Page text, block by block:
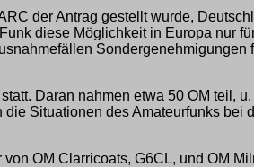
der Antrag gestellt wurde,
diese Möglichkeit in Europa nur
Daran nahmen etwa 50 OM teil,
Situationen des Amateurfunks
OM Clarricoats, G6CL, und OM